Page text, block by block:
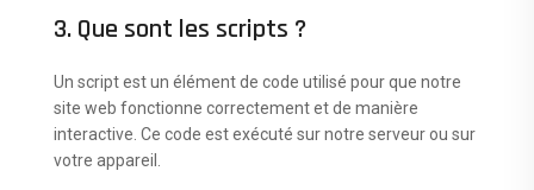
3. Que sont les scripts ?
Un script est un élément de code utilisé pour que notre
site web fonctionne correctement et de manière
interactive. Ce code est exécuté sur notre serveur ou sur
votre appareil.